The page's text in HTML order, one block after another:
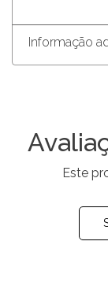
Informação
Este